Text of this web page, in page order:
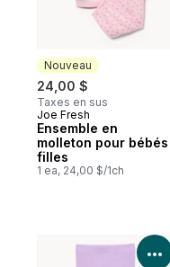
Nouveau
24,00 $
Taxes en sus
Nouveau
Joe Fresh
Ensemble en
molleton pour bébés
filles
1 ea, 24,00 $/1ch